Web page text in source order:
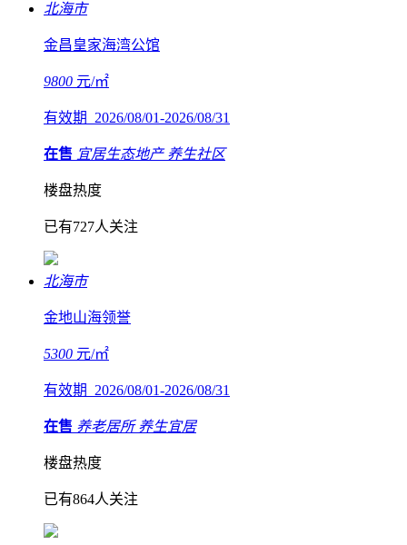
北海市
金昌皇家海湾公馆
9800 元/㎡
有效期 2026/08/01-2026/08/31
在售 宜居生态地产 养生社区
楼盘热度
已有727人关注
北海市
金地山海领誉
5300 元/㎡
有效期 2026/08/01-2026/08/31
在售 养老居所 养生宜居
楼盘热度
已有864人关注